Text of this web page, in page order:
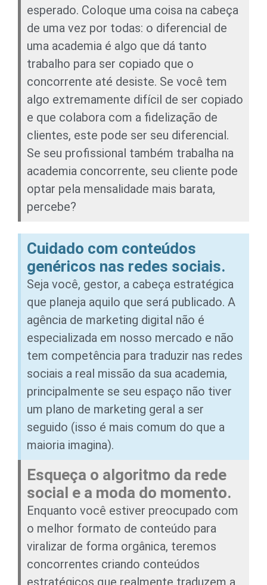
esperado. Coloque uma coisa na cabeça
de uma vez por todas: o diferencial de
uma academia é algo que dá tanto
trabalho para ser copiado que o
concorrente até desiste. Se você tem
algo extremamente difícil de ser copiado
e que colabora com a fidelização de
clientes, este pode ser seu diferencial.
Se seu profissional também trabalha na
academia concorrente, seu cliente pode
optar pela mensalidade mais barata,
percebe?
Cuidado com conteúdos
genéricos nas redes sociais.
Seja você, gestor, a cabeça estratégica
que planeja aquilo que será publicado. A
agência de marketing digital não é
especializada em nosso mercado e não
tem competência para traduzir nas redes
sociais a real missão da sua academia,
principalmente se seu espaço não tiver
um plano de marketing geral a ser
seguido (isso é mais comum do que a
maioria imagina).
Esqueça o algoritmo da rede
social e a moda do momento.
Enquanto você estiver preocupado com
o melhor formato de conteúdo para
viralizar de forma orgânica, teremos
concorrentes criando conteúdos
estratégicos que realmente traduzem a